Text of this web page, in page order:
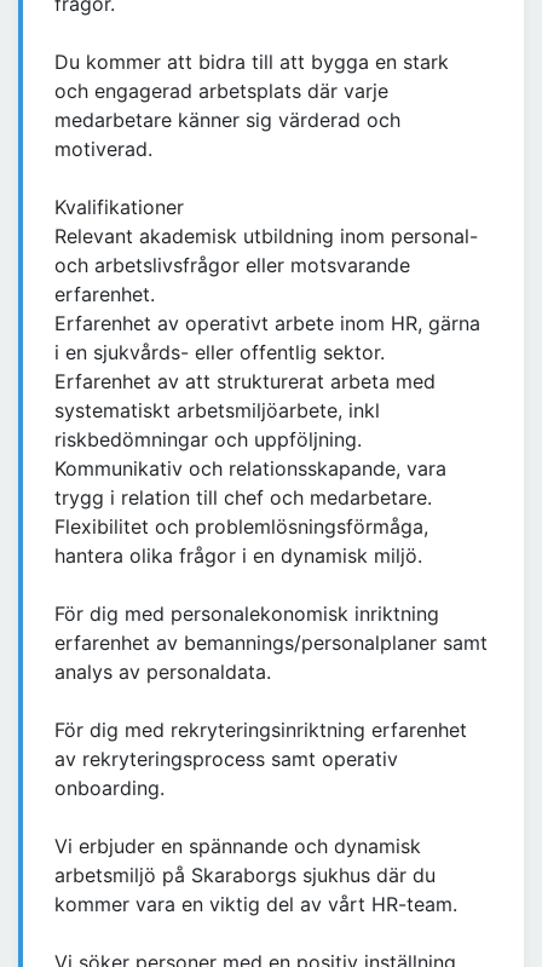
Du kommer att bidra till att bygga en stark
och engagerad arbetsplats där varje
medarbetare känner sig värderad och
motiverad.
Kvalifikationer
Relevant akademisk utbildning inom personal-
och arbetslivsfrågor eller motsvarande
erfarenhet.
Erfarenhet av operativt arbete inom HR, gärna
i en sjukvårds- eller offentlig sektor.
Erfarenhet av att strukturerat arbeta med
systematiskt arbetsmiljöarbete, inkl
riskbedömningar och uppföljning.
Kommunikativ och relationsskapande, vara
trygg i relation till chef och medarbetare.
Flexibilitet och problemlösningsförmåga,
hantera olika frågor i en dynamisk miljö.
För dig med personalekonomisk inriktning
erfarenhet av bemannings/personalplaner samt
analys av personaldata.
För dig med rekryteringsinriktning erfarenhet
av rekryteringsprocess samt operativ
onboarding.
Vi erbjuder en spännande och dynamisk
arbetsmiljö på Skaraborgs sjukhus där du
kommer vara en viktig del av vårt HR-team.